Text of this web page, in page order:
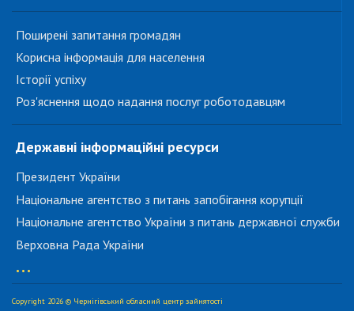
Поширені запитання громадян
Корисна інформація для населення
Історії успіху
Роз'яснення щодо надання послуг роботодавцям
Державні інформаційні ресурси
Президент України
Національне агентство з питань запобігання корупції
Національне агентство України з питань державної служби
Верховна Рада України
...
Copyright 2026 © Чернігівський обласний центр зайнятості